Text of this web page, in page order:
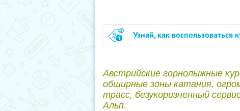
Узнай, как воспользоваться
Австрийские горнолыжные
обширные зоны катания,
трасс, безукоризненный
Альп.